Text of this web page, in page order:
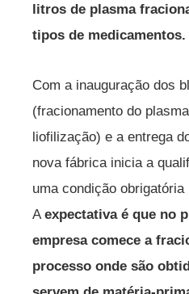
litros de plasma
tipos de medicamentos.
Com a inauguração dos
(fracionamento do
liofilização) e a entrega
nova fábrica inicia a
uma condição
A expectativa é que no
empresa comece a
processo onde são